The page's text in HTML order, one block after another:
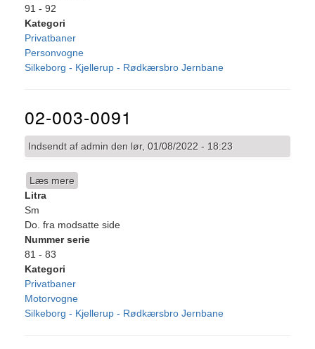
91 - 92
Kategori
Privatbaner
Personvogne
Silkeborg - Kjellerup - Rødkærsbro Jernbane
02-003-0091
Indsendt afadmin den lør, 01/08/2022 - 18:23
Læs mere
0091
Litra
Sm
Do. fra modsatte side
Nummer serie
81 - 83
Kategori
Privatbaner
Motorvogne
Silkeborg - Kjellerup - Rødkærsbro Jernbane